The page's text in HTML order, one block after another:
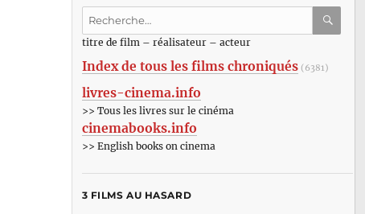
Recherche
:titre de film – réalisateur – acteur
Index de tous les films chroniqués (6381)
livres-cinema.info
>> Tous les livres sur le cinéma
cinemabooks.info
>> English books on cinema
3 FILMS AU HASARD